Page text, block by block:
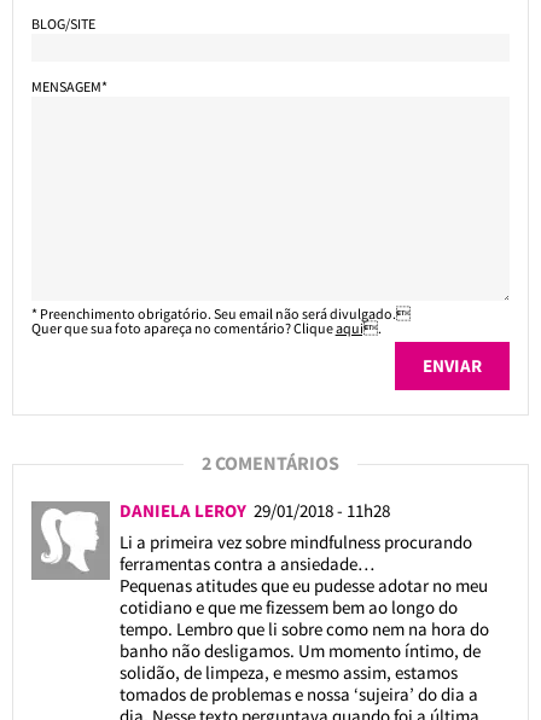
BLOG/SITE
MENSAGEM*
* Preenchimento obrigatório. Seu email não será divulgado.
Quer que sua foto apareça no comentário? Cliqueaqui.
2 COMENTÁRIOS
DANIELA LEROY 29/01/2018 - 11h28
Li a primeira vez sobre mindfulness procurando
ferramentas contra a ansiedade…
Pequenas atitudes que eu pudesse adotar no meu
cotidiano e que me fizessem bem ao longo do
tempo. Lembro que li sobre como nem na hora do
banho não desligamos. Um momento íntimo, de
solidão, de limpeza, e mesmo assim, estamos
tomados de problemas e nossa ‘sujeira’ do dia a
dia. Nesse texto perguntava quando foi a última